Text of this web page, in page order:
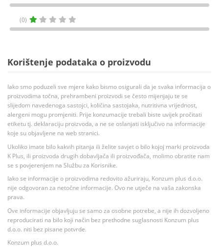
(0)
Korištenje podataka o proizvodu
Iako smo poduzeli sve mjere kako bismo osigurali da je svaka informacija o
proizvodima točna, prehrambeni proizvodi se često mijenjaju te se
slijedom navedenoga sastojci, količina sastojaka, nutritivna vrijednost,
alergeni mogu promjeniti. Prije konzumacije trebali biste uvijek pročitati
etiketu tj. deklaraciju proizvoda, a ne se oslanjati isključivo na informacije
koje su objavljene na web stranici.
Ukoliko imate bilo kakvih pitanja ili želite savjet o bilo kojoj marki proizvoda
K Plus, ili proizvoda drugih dobavljača ili proizvođača, molimo obratite nam
se s povjerenjem na Službu za Korisnike.
Iako se informacije o proizvodima redovito ažuriraju, Konzum plus d.o.o.
nije odgovoran za netočne informacije. Ovo ne utječe na vaša zakonska
prava.
Ove informacije objavljuju se samo za osobne potrebe, a nije ih dozvoljeno
reproducirati na bilo koji način bez prethodne suglasnosti Konzum plus
d.o.o. niti bez pisane potvrde.
Konzum plus d.o.o.